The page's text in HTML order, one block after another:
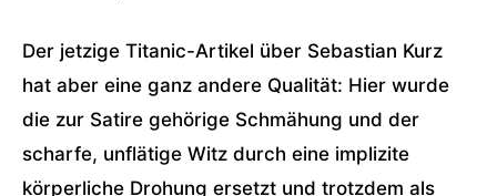
Der jetzige Titanic-Artikel über Sebastian Kurz
hat aber eine ganz andere Qualität: Hier wurde
die zur Satire gehörige Schmähung und der
scharfe, unflätige Witz durch eine implizite
körperliche Drohung ersetzt und trotzdem als